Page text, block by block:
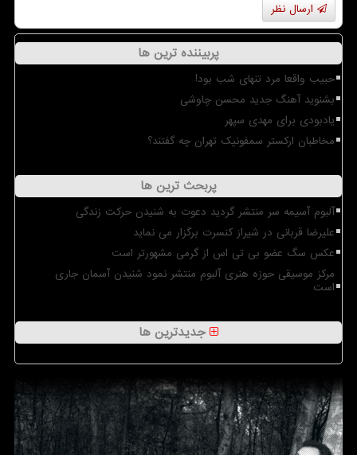
ارسال نظر
پربیننده ترین ها
حبیب واقعا مرد تنهای شب بود!
بشنوید آهنگ جدید محسن چاوشی
یادبودی برای مهدی سپهر
مخاطبان ارکستر سمفونیک تهران چه گفتند؟
پربحث ترین ها
آلبوم آسیمه سر منتشر گردید دعوت به شنیدن حرکت زندگی
علیرضا قربانی در شیراز کنسرت برگزار می نماید
عکس سگ عضو بی تی اس از گرمی مشهورتر است
مرکز موسیقی حوزه هنری آلبوم منتشر نمود شنیدن آسمان جاری
است
جدیدترین ها